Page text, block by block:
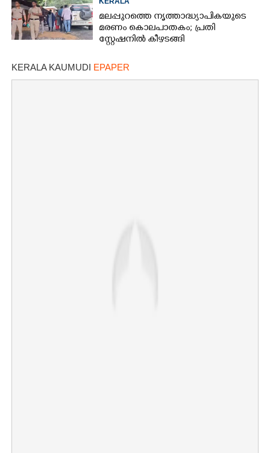
തെളിഞ്ഞത് വൻഗൂഢാലോചന
മലപ്പുറത്തെ നൃത്താദ്ധ്യാപികയുടെ
മരണം കൊലപാതകം; പ്രതി
സ്റ്റേഷനിൽ കീഴടങ്ങി
KERALA KAUMUDI EPAPER